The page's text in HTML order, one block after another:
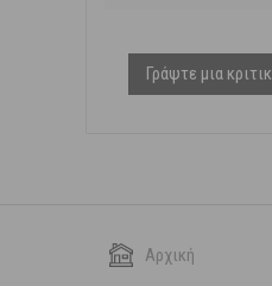
Γράψτε μια
Αρχική